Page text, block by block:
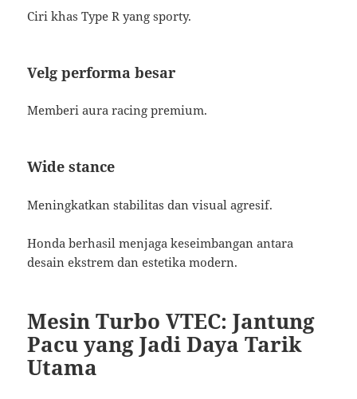
Ciri khas Type R yang sporty.
Velg performa besar
Memberi aura racing premium.
Wide stance
Meningkatkan stabilitas dan visual agresif.
Honda berhasil menjaga keseimbangan antara
desain ekstrem dan estetika modern.
Mesin Turbo VTEC: Jantung
Pacu yang Jadi Daya Tarik
Utama